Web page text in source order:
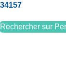
34157
Rechercher sur